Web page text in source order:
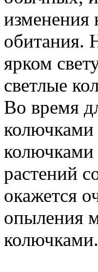
изменения
обитания.
ярком
светлые
Во время
колючками
растений
окажется
опыления
колючками.